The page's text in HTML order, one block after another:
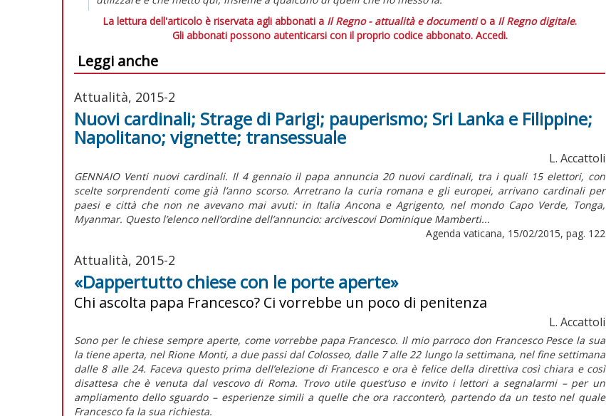
La lettura dell'articolo è riservata agli abbonati a Il Regno - attualità e documentio a Il Regno digitale.
Gli abbonati possono autenticarsi con il proprio codice abbonato. Accedi.
Leggi anche
Attualità, 2015-2
Nuovi cardinali; Strage di Parigi; pauperismo; Sri Lanka e Filippine;
Napolitano; vignette; transessuale
L. Accattoli
GENNAIO Venti nuovi cardinali. Il 4 gennaio il papa annuncia 20 nuovi cardinali, tra i quali 15 elettori, con
scelte sorprendenti come già l’anno scorso. Arretrano la curia romana e gli europei, arrivano cardinali per
paesi e città che non ne avevano mai avuti: in Italia Ancona e Agrigento, nel mondo Capo Verde, Tonga,
Myanmar. Questo l’elenco nell’ordine dell’annuncio: arcivescovi Dominique Mamberti...
Agenda vaticana, 15/02/2015, pag. 122
Attualità, 2015-2
«Dappertutto chiese con le porte aperte»
Chi ascolta papa Francesco? Ci vorrebbe un poco di penitenza
L. Accattoli
Sono per le chiese sempre aperte, come vorrebbe papa Francesco. Il mio parroco don Francesco Pesce la sua
la tiene aperta, nel Rione Monti, a due passi dal Colosseo, dalle 7 alle 22 lungo la settimana, nel fine settimana
dalle 8 alle 24. Faceva questo prima dell’elezione di Francesco e ora è felice della direttiva così chiara e così
disattesa che è venuta dal vescovo di Roma. Trovo utile quest’uso e invito i lettori a segnalarmi – per un
ampliamento dello sguardo – esperienze simili a quelle che ora racconterò, partendo da un testo nel quale
Francesco fa la sua richiesta.